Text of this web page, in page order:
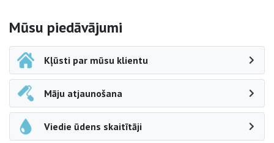
Sāna navigācija
Mūsu piedāvājumi
Kļūsti par mūsu klientu
Māju atjaunošana
Viedie ūdens skaitītāji